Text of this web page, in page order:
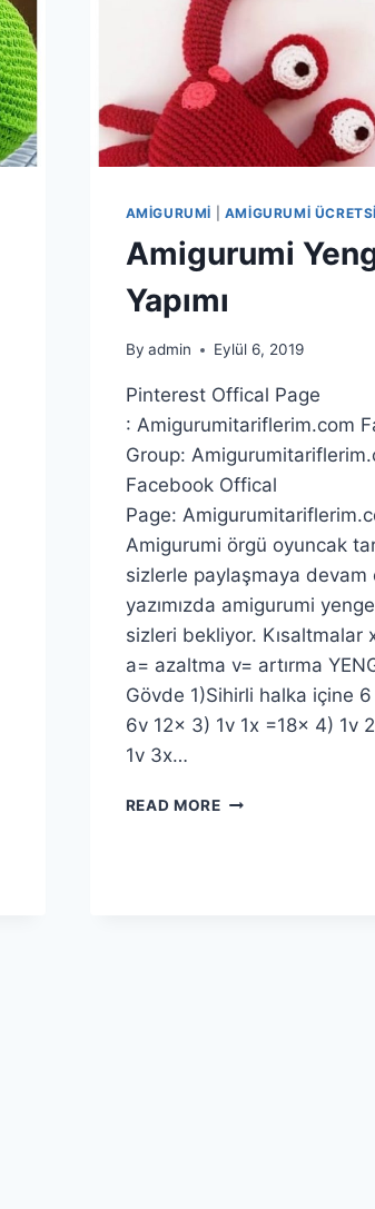
AMIGURUMI AMIGURUMI
Amigurumi
Yapımı
By admin Eylül 6, 2019
Pinterest Offical Page
: Amigurumitariflerim.com
Group:
Facebook Offical
Page:
Amigurumi örgü oyuncak
sizlerle paylaşmaya devam
yazımızda amigurumi
sizleri bekliyor. Kısaltmalar
a= azaltma v= artırma
Gövde 1)Sihirli halka içine 6
6v 12x 3) 1v 1x =18x 4) 1v
1v 3x…
READ MOREAMIGURUMI